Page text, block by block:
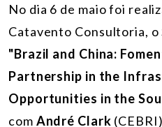
No dia 6 de maio foi
Catavento Consultoria, o
"Brazil and China:
Partnership in the
Opportunities in the
com André Clark